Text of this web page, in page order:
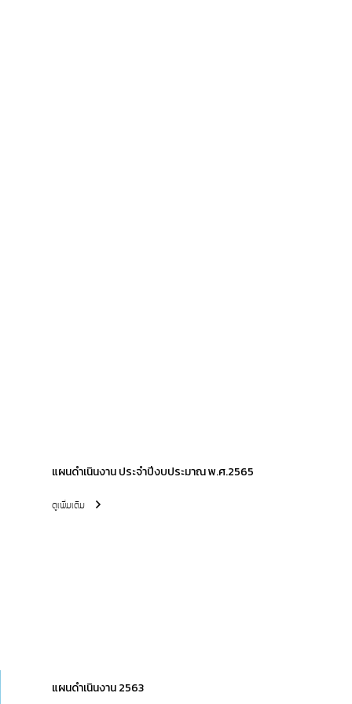
แผนดำเนินงาน ประจำปีงบประมาณ พ.ศ.2565
ดูเพิ่มเติม
แผนดำเนินงาน 2563